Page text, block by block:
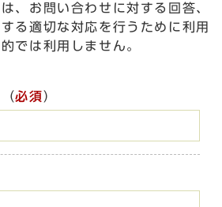
、お問い合わせに対する回答、
る適切な対応を行うために利用
では利用しません。
（必須）